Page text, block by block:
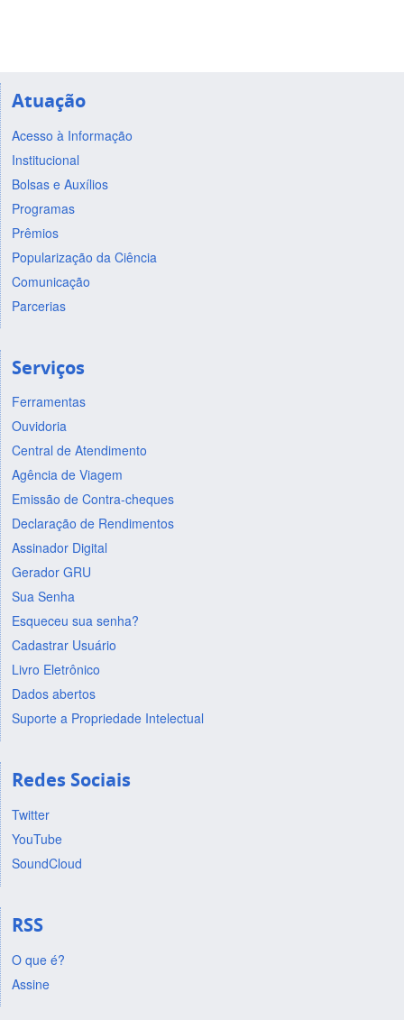
Atuação
Acesso à Informação
Institucional
Bolsas e Auxílios
Programas
Prêmios
Popularização da Ciência
Comunicação
Parcerias
Serviços
Ferramentas
Ouvidoria
Central de Atendimento
Agência de Viagem
Emissão de Contra-cheques
Declaração de Rendimentos
Assinador Digital
Gerador GRU
Sua Senha
Esqueceu sua senha?
Cadastrar Usuário
Livro Eletrônico
Dados abertos
Suporte a Propriedade Intelectual
Redes Sociais
Twitter
YouTube
SoundCloud
RSS
O que é?
Assine